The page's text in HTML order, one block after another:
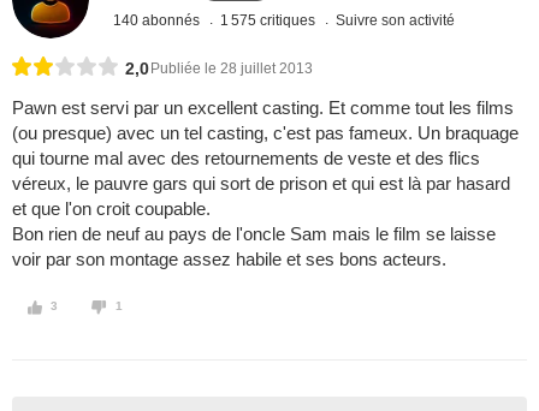
140 abonnés 1 575 critiques Suivre son activité
2,0 Publiée le 28 juillet 2013
Pawn est servi par un excellent casting. Et comme tout les films
(ou presque) avec un tel casting, c'est pas fameux. Un braquage
qui tourne mal avec des retournements de veste et des flics
véreux, le pauvre gars qui sort de prison et qui est là par hasard
et que l'on croit coupable.
Bon rien de neuf au pays de l'oncle Sam mais le film se laisse
voir par son montage assez habile et ses bons acteurs.
3 1